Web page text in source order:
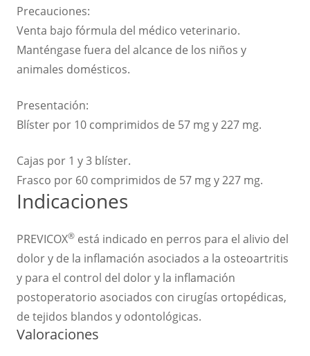
Precauciones​:
Venta bajo fórmula del médico veterinario.
Manténgase fuera del alcance de los niños y
animales domésticos.
Presentación:
Blíster por 10 comprimidos de 57 mg y 227 mg.
Cajas por 1 y 3 blíster.
Frasco por 60 comprimidos de 57 mg y 227 mg.
Indicaciones
PREVICOX® está indicado en perros para el alivio del
dolor y de la inflamación asociados a la osteoartritis
y para el control del dolor y la inflamación
postoperatorio asociados con cirugías ortopédicas,
de tejidos blandos y odontológicas.
Valoraciones